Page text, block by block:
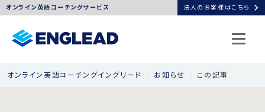
オンライン英語コーチングサービス 法人のお客様はこちら chevron_right
オンライン英語コーチングイングリード お知らせ この記事